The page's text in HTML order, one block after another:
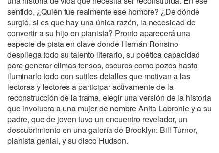
sentido, ¿Quién fue realmente ese hombre? ¿De dónde
surgió, si es que hay una única razón, la necesidad de
convertir a su hijo en pianista? Pronto aparecerá una
especie de pista en clave donde Hernán Ronsino
despliega todo su talento literario, su poética capacidad
para generar climas tensos, oscuros como pozos hasta
iluminarlo todo con sutiles detalles que motivan a las
lectoras y lectores a participar activamente de la
reconstrucción de la trama, elegir una versión de la historia
que involucra a una mujer de nombre Anita Labronie y a su
padre, que de joven tuvo un encuentro revelador, un
descubrimiento en una galería de Brooklyn: Bill Turner,
pianista genial, y su disco Hudson.